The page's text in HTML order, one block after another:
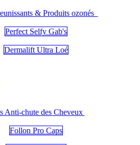
& Produits ozonés
Perfect Selfy Gab's
Dermalift Ultra Loé
Anti-chute des Cheveux
Follon Pro Caps